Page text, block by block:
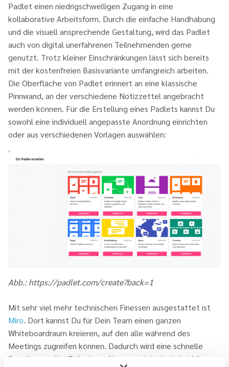
Padlet einen niedrigschwelligen Zugang in eine
kollaborative Arbeitsform. Durch die einfache Handhabung
und die visuell ansprechende Gestaltung, wird das Padlet
auch von digital unerfahrenen Teilnehmenden gerne
genutzt. Trotz kleiner Einschränkungen lässt sich bereits
mit der kostenfreien Basisvariante umfangreich arbeiten.
Die Oberfläche von Padlet erinnert an eine klassische
Pinnwand, an der verschiedene Notizzettel angebracht
werden können. Für die Erstellung eines Padlets kannst Du
sowohl eine individuell angepasste Anordnung einrichten
oder aus verschiedenen Vorlagen auswählen:
Abb.: https://padlet.com/create?back=1
Mit sehr viel mehr technischen Finessen ausgestattet ist
Miro. Dort kannst Du für Dein Team einen ganzen
Whiteboardraum kreieren, auf den alle während des
Meetings zugreifen können. Dadurch wird eine schnelle
Beteiligung aller Teilnehmer*innen erzielt. Auch bei Miro